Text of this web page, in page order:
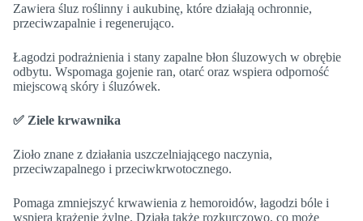
Zawiera śluz roślinny i aukubinę, które działają ochronnie,
przeciwzapalnie i regenerująco.
Łagodzi podrażnienia i stany zapalne błon śluzowych w obrębie
odbytu. Wspomaga gojenie ran, otarć oraz wspiera odporność
miejscową skóry i śluzówek.
✅ Ziele krwawnika
Zioło znane z działania uszczelniającego naczynia,
przeciwzapalnego i przeciwkrwotocznego.
Pomaga zmniejszyć krwawienia z hemoroidów, łagodzi bóle i
wspiera krążenie żylne. Działa także rozkurczowo, co może